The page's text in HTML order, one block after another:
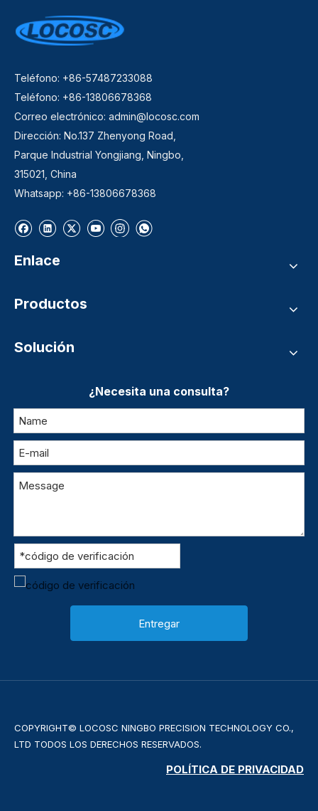
Teléfono: +86-57487233088
Teléfono: +86-13806678368
Correo electrónico: admin@locosc.com
Dirección: No.137 Zhenyong Road,
Parque Industrial Yongjiang, Ningbo,
315021, China
Whatsapp: +86-13806678368
Enlace
Productos
Solución
¿Necesita una consulta?
Entregar
COPYRIGHT© LOCOSC NINGBO PRECISION TECHNOLOGY CO.,
LTD TODOS LOS DERECHOS RESERVADOS.
POLÍTICA DE PRIVACIDAD